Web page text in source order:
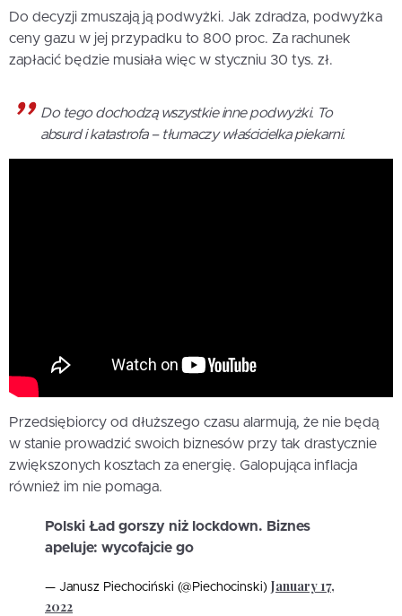
Do decyzji zmuszają ją podwyżki. Jak zdradza, podwyżka
ceny gazu w jej przypadku to 800 proc. Za rachunek
zapłacić będzie musiała więc w styczniu 30 tys. zł.
Do tego dochodzą wszystkie inne podwyżki. To
absurd i katastrofa – tłumaczy właścicielka piekarni.
Przedsiębiorcy od dłuższego czasu alarmują, że nie będą
w stanie prowadzić swoich biznesów przy tak drastycznie
zwiększonych kosztach za energię. Galopująca inflacja
również im nie pomaga.
Polski Ład gorszy niż lockdown. Biznes
apeluje: wycofajcie go
— Janusz Piechociński (@Piechocinski) January 17,
2022